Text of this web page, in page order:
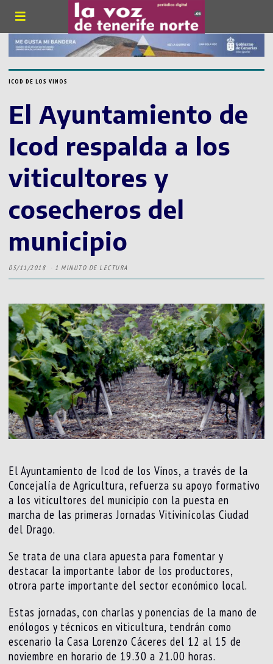
ICOD DE LOS VINOS
El Ayuntamiento de
Icod respalda a los
viticultores y
cosecheros del
municipio
05/11/2018 1 MINUTO DE LECTURA
El Ayuntamiento de Icod de los Vinos, a través de la
Concejalía de Agricultura, refuerza su apoyo formativo
a los viticultores del municipio con la puesta en
marcha de las primeras Jornadas Vitivinícolas Ciudad
del Drago.
Se trata de una clara apuesta para fomentar y
destacar la importante labor de los productores,
otrora parte importante del sector económico local.
Estas jornadas, con charlas y ponencias de la mano de
enólogos y técnicos en viticultura, tendrán como
escenario la Casa Lorenzo Cáceres del 12 al 15 de
noviembre en horario de 19.30 a 21.00 horas.